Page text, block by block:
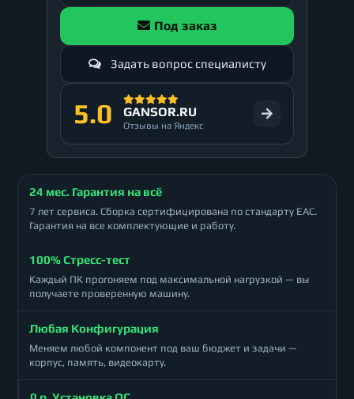
Под заказ
Задать вопрос специалисту
5.0 GANSOR.RU
Отзывы на Яндекс
24 мес. Гарантия на всё
7 лет сервиса. Сборка сертифицирована по стандарту ЕАС.
Гарантия на все комплектующие и работу.
100% Стресс-тест
Каждый ПК прогоняем под максимальной нагрузкой — вы
получаете проверенную машину.
Любая Конфигурация
Меняем любой компонент под ваш бюджет и задачи —
корпус, память, видеокарту.